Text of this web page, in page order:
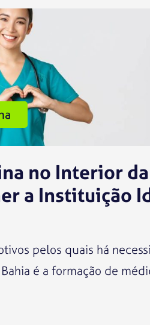
no Interior
a Instituição
pelos quais há
é a formação de